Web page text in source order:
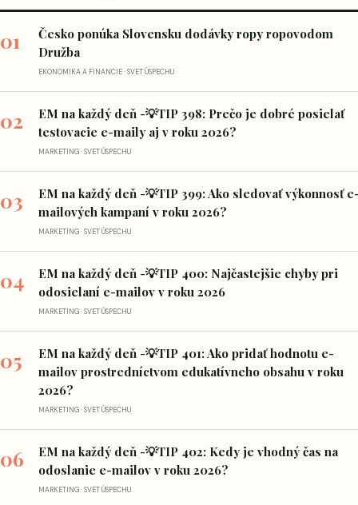
01
Česko ponúka Slovensku dodávky ropy ropovodom
Družba
EKONOMIKA A FINANCIE · SVET ÚSPECHU
02
EM na každý deň -💡TIP 398: Prečo je dobré posielať
testovacie e-maily aj v roku 2026?
MARKETING · SVET ÚSPECHU
03
EM na každý deň -💡TIP 399: Ako sledovať výkonnosť
mailových kampaní v roku 2026?
MARKETING · SVET ÚSPECHU
04
EM na každý deň -💡TIP 400: Najčastejšie chyby pri
odosielaní e-mailov v roku 2026
MARKETING · SVET ÚSPECHU
05
EM na každý deň -💡TIP 401: Ako pridať hodnotu e-
mailov prostredníctvom edukatívneho obsahu v roku
2026?
MARKETING · SVET ÚSPECHU
06
EM na každý deň -💡TIP 402: Kedy je vhodný čas na
odoslanie e-mailov v roku 2026?
MARKETING · SVET ÚSPECHU